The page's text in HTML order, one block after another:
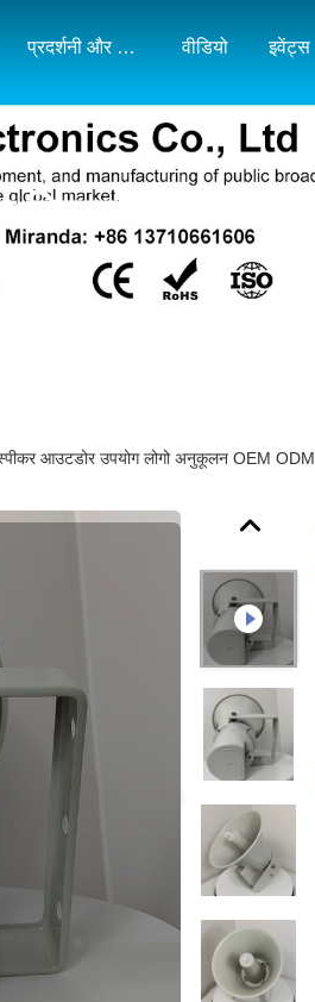
प्रदर्शनी और बाजार मानचित्र वीडियो इवेंट्स
विवरण
आउटडोर उपयोग लोगो अनुकूलन OEM ODM